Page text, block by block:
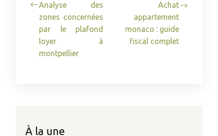
Analyse des
zones concernées
par le plafond
loyer à
montpellier
Achat
appartement
monaco : guide
fiscal complet
À la une